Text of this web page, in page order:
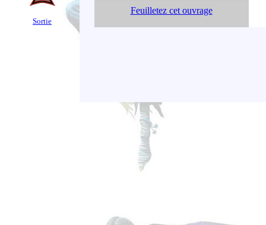
Sortie
Feuilletez cet ouvrage